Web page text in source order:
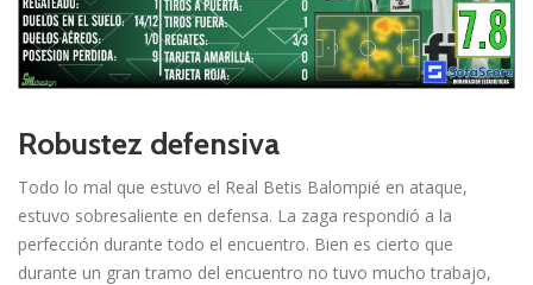
Robustez defensiva
Todo lo mal que estuvo el Real Betis Balompié en ataque,
estuvo sobresaliente en defensa. La zaga respondió a la
perfección durante todo el encuentro. Bien es cierto que
durante un gran tramo del encuentro no tuvo mucho trabajo,